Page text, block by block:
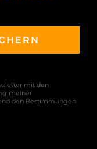
mit den
meiner
den Bestimmungen